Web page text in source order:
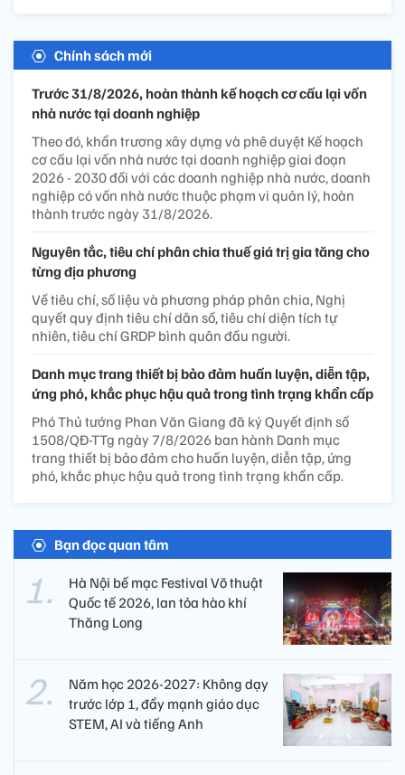
Chính sách mới
Trước 31/8/2026, hoàn thành kế hoạch cơ cấu lại vốn
nhà nước tại doanh nghiệp
Theo đó, khẩn trương xây dựng và phê duyệt Kế hoạch
cơ cấu lại vốn nhà nước tại doanh nghiệp giai đoạn
2026 - 2030 đối với các doanh nghiệp nhà nước, doanh
nghiệp có vốn nhà nước thuộc phạm vi quản lý, hoàn
thành trước ngày 31/8/2026.
Nguyên tắc, tiêu chí phân chia thuế giá trị gia tăng cho
từng địa phương
Về tiêu chí, số liệu và phương pháp phân chia, Nghị
quyết quy định tiêu chí dân số, tiêu chí diện tích tự
nhiên, tiêu chí GRDP bình quân đầu người.
Danh mục trang thiết bị bảo đảm huấn luyện, diễn tập,
ứng phó, khắc phục hậu quả trong tình trạng khẩn cấp
Phó Thủ tướng Phan Văn Giang đã ký Quyết định số
1508/QĐ-TTg ngày 7/8/2026 ban hành Danh mục
trang thiết bị bảo đảm cho huấn luyện, diễn tập, ứng
phó, khắc phục hậu quả trong tình trạng khẩn cấp.
Bạn đọc quan tâm
Hà Nội bế mạc Festival Võ thuật
Quốc tế 2026, lan tỏa hào khí
Thăng Long
Năm học 2026-2027: Không dạy
trước lớp 1, đẩy mạnh giáo dục
STEM, AI và tiếng Anh